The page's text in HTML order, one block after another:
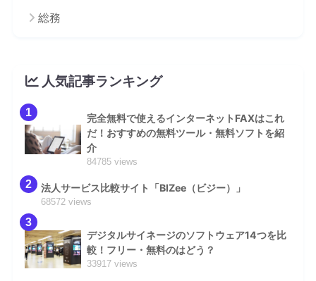
総務
人気記事ランキング
1
完全無料で使えるインターネットFAXはこれ
だ！おすすめの無料ツール・無料ソフトを紹
介
84785 views
2 法人サービス比較サイト「BIZee（ビジー）」
68572 views
3
デジタルサイネージのソフトウェア14つを比
較！フリー・無料のはどう？
33917 views